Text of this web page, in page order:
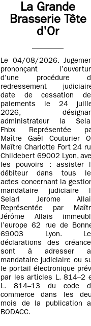
La Grande
Brasserie Tête
d'Or
Le 04/08/2026.
prononçant
d’une procédure
redressement
date de cessation
paiements le 24
2026,
administrateur la
Fhbx Représentée
Maître Gaël Couturier
Maître Charlotte Fort 24
Childebert 69002 Lyon,
les pouvoirs : assister
débiteur dans tous
actes concernant la
mandataire judiciaire
Selarl Jerome
Représentée par
Jérôme Allais
l’europe 62 rue de
69003 Lyon.
déclarations des
sont à adresser
mandataire judiciaire ou
le portail électronique
par les articles L. 814–2
L. 814–13 du code
commerce dans les
mois de la publication
BODACC.